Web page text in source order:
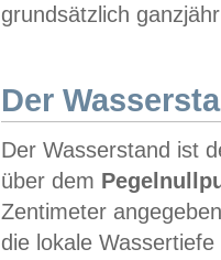
grundsätzlich
Der
Der Wasserstand ist
über dem
Zentimeter
die lokale